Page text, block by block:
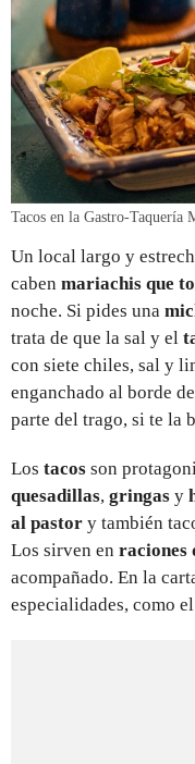
Tacos en la Gastro-Taquería
Un local largo y
caben mariachis que
noche. Si pides una
trata de que la sal y el
con siete chiles, sal y
enganchado al borde
parte del trago, si te la
Los tacos son
quesadillas, gringas y
al pastor y también
Los sirven en raciones
acompañado. En la
especialidades, como el